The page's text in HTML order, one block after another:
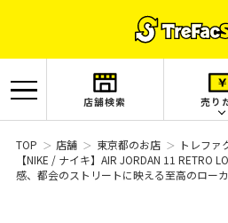
店舗検索 売り
TOP 店舗 東京都のお店
トレファ
【NIKE / ナイキ】AIR JORDAN 11 RETRO
感、都会のストリートに映える至高のロー